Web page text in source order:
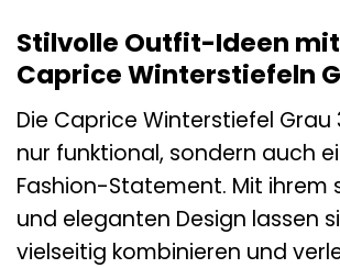
Stilvolle Outfit-Ideen
Caprice Winterstiefeln
Die Caprice Winterstiefel Grau
nur funktional, sondern auch
Fashion-Statement. Mit ihrem
und eleganten Design lassen
vielseitig kombinieren und